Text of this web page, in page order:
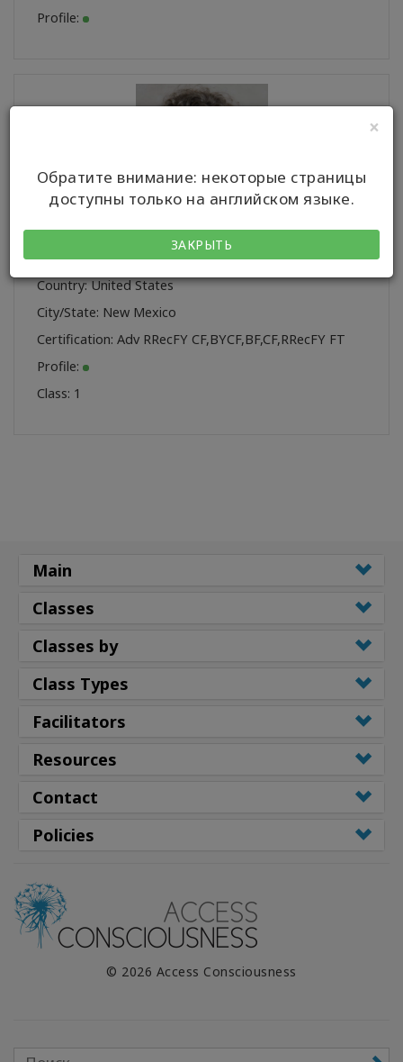
×
Обратите внимание: некоторые страницы
доступны только на английском языке.
ЗАКРЫТЬ
Profile:
Name:Marilyn Bradford
Country: United States
City/State: New Mexico
Certification: Adv RRecFY CF,BYCF,BF,CF,RRecFY FT
Profile:
Class: 1
Main
Classes
Classes by
Class Types
Facilitators
Resources
Contact
Policies
© 2026 Access Consciousness